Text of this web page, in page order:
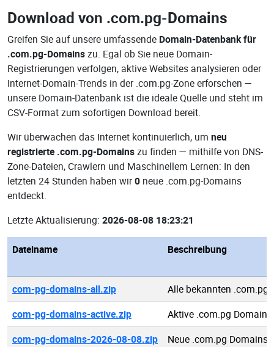
Download von .com.pg-Domains
Greifen Sie auf unsere umfassende Domain-Datenbank für
.com.pg-Domainszu. Egal ob Sie neue Domain-
Registrierungen verfolgen, aktive Websites analysieren oder
Internet-Domain-Trends in der .com.pg-Zone erforschen —
unsere Domain-Datenbank ist die ideale Quelle und steht im
CSV-Format zum sofortigen Download bereit.
Wir überwachen das Internet kontinuierlich, um neu
registrierte .com.pg-Domainszu finden — mithilfe von DNS-
Zone-Dateien, Crawlern und Maschinellem Lernen: In den
letzten 24 Stunden haben wir0 neue .com.pg-Domains
entdeckt.
Letzte Aktualisierung: 2026-08-08 18:23:21
Dateiname Beschreibung
com-pg-domains-all.zip
Alle bekannten .com.pg
com-pg-domains-active.zip
Aktive .com.pg Domains
com-pg-domains-2026-08-08.zip
Neue .com.pg Domains